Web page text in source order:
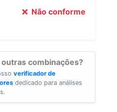
Não conforme
combinações?
verificador de
dedicado para análises